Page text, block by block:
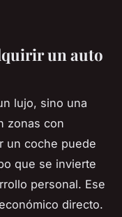
un auto
lujo, sino una
zonas con
un coche puede
que se invierte
personal. Ese
directo.